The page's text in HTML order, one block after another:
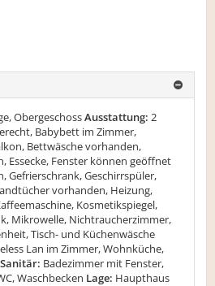
ObergeschossAusstattung: 2
Babybett im Zimmer,
Bettwäsche vorhanden,
Essecke, Fenster können geöffnet
Gefrierschrank, Geschirrspüler,
vorhanden, Heizung,
Kosmetikspiegel,
Mikrowelle, Nichtraucherzimmer,
Tisch- und Küchenwäsche
Lan im Zimmer, Wohnküche,
Sanitär: Badezimmer mit Fenster,
Waschbecken Lage: Haupthaus